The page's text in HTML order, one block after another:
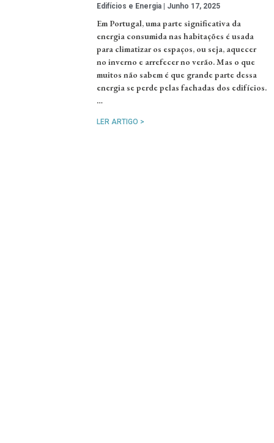
Edifícios e Energia Junho 17, 2025
Em Portugal, uma parte significativa da
energia consumida nas habitações é usada
para climatizar os espaços, ou seja, aquecer
no inverno e arrefecer no verão. Mas o que
muitos não sabem é que grande parte dessa
energia se perde pelas fachadas dos edifícios.
…
LER ARTIGO >